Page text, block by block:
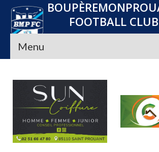
FOOTBALL CLUB
Menu
Le club
Jeunes